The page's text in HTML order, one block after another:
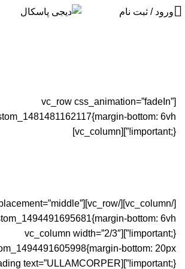
ورود / ثبت نام
[vc_row css_animation=”fadeIn”
bottom: 6vh
!important;}”][vc_column]
content_placement=”middle”
bottom: 6vh
!important;}”][vc_column width=”2/3″
bottom: 20px
text=”ULLAMCORPER